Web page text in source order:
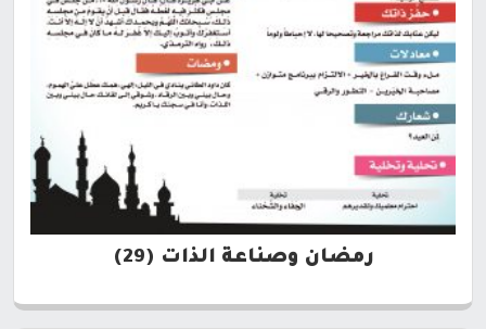
رمضان وصناعة الذات (29)